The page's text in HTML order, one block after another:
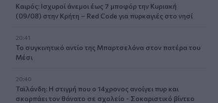
Καιρός: Ισχυροί άνεμοι έως 7 μποφόρ την Κυριακή
(09/08) στην Κρήτη – Red Code για πυρκαγιές στο νησί
20:41
Το συγκινητικό αντίο της Μπαρτσελόνα στον πατέρα του
Μέσι
20:40
Ταϊλάνδη: Η στιγμή που ο 14χρονος ανοίγει πυρ και
σκορπάει τον θάνατο σε σχολείο - Σοκαριστικό βίντεο